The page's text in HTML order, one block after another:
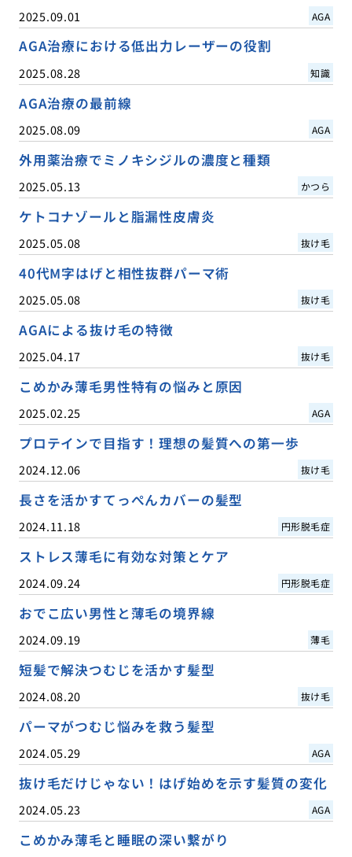
2025.09.01 AGA
AGA治療における低出力レーザーの役割
2025.08.28 知識
AGA治療の最前線
2025.08.09 AGA
外用薬治療でミノキシジルの濃度と種類
2025.05.13 かつら
ケトコナゾールと脂漏性皮膚炎
2025.05.08 抜け毛
40代M字はげと相性抜群パーマ術
2025.05.08 抜け毛
AGAによる抜け毛の特徴
2025.04.17 抜け毛
こめかみ薄毛男性特有の悩みと原因
2025.02.25 AGA
プロテインで目指す！理想の髪質への第一歩
2024.12.06 抜け毛
長さを活かすてっぺんカバーの髪型
2024.11.18 円形脱毛症
ストレス薄毛に有効な対策とケア
2024.09.24 円形脱毛症
おでこ広い男性と薄毛の境界線
2024.09.19 薄毛
短髪で解決つむじを活かす髪型
2024.08.20 抜け毛
パーマがつむじ悩みを救う髪型
2024.05.29 AGA
抜け毛だけじゃない！はげ始めを示す髪質の変化
2024.05.23 AGA
こめかみ薄毛と睡眠の深い繋がり